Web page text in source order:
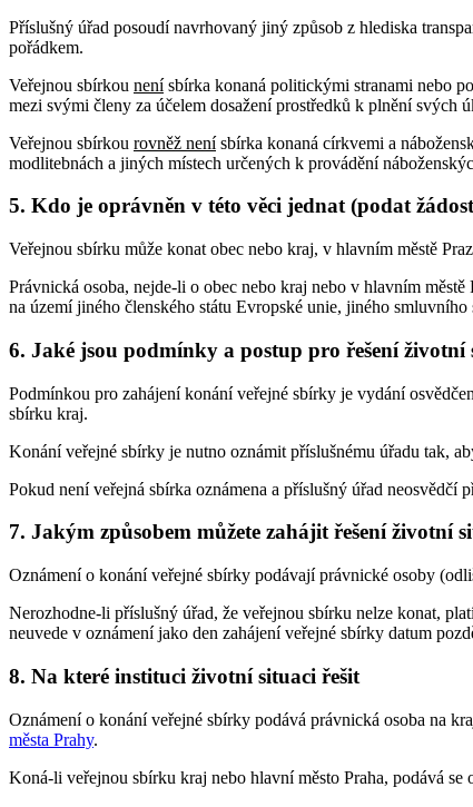
Příslušný úřad posoudí navrhovaný jiný způsob z hlediska
pořádkem.
Veřejnou sbírkou nenísbírka konaná politickými stranami nebo
mezi svými členy za účelem dosažení prostředků k plnění svých
Veřejnou sbírkou rovněž nenísbírka konaná církvemi a
modlitebnách a jiných místech určených k provádění
5. Kdo je oprávněn v této věci jednat (podat
Veřejnou sbírku může konat obec nebo kraj, v hlavním městě
Právnická osoba, nejde-li o obec nebo kraj nebo v hlavním
na území jiného členského státu Evropské unie, jiného
6. Jaké jsou podmínky a postup pro řešení životní
Podmínkou pro zahájení konání veřejné sbírky je vydání
sbírku kraj.
Konání veřejné sbírky je nutno oznámit příslušnému úřadu tak,
Pokud není veřejná sbírka oznámena a příslušný úřad neosvědčí
7. Jakým způsobem můžete zahájit řešení životní
Oznámení o konání veřejné sbírky podávají právnické osoby
Nerozhodne-li příslušný úřad, že veřejnou sbírku nelze konat,
neuvede v oznámení jako den zahájení veřejné sbírky datum
8. Na které instituci životní situaci řešit
Oznámení o konání veřejné sbírky podává právnická osoba na
města Prahy.
Koná-li veřejnou sbírku kraj nebo hlavní město Praha, podává se